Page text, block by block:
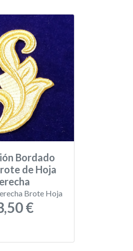
Bordado
de Hoja
Brote Hoja
€